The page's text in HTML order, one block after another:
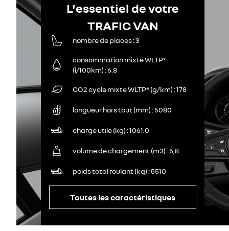
L'essentiel de votre
TRAFIC VAN
nombre de places 3
consommation mixte WLTP*
(l/100km) 6.8
CO2 cycle mixte WLTP* (g/km) 178
longueur hors tout (mm) 5080
charge utile (kg) 1061.0
volume de chargement (m3) 5,8
poids total roulant (kg) 5510
Toutes les caractéristiques